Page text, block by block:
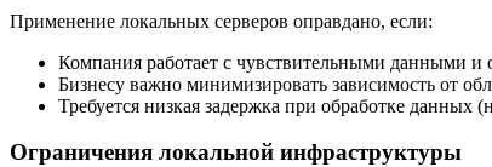
Применение локальных серверов оправдано, если:
Компания работает с чувствительными данными и
Бизнесу важно минимизировать зависимость от
Требуется низкая задержка при обработке
Ограничения локальной инфраструктуры